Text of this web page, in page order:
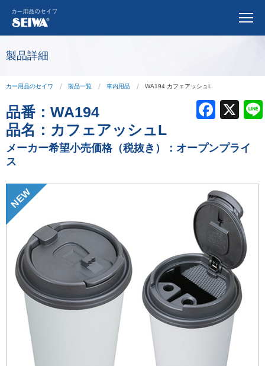
製品詳細
カー用品のセイワ 製品一覧 車内用品 WA194 カフェアッシュL
F
c
b
o
o
k
X
品番： WA194
品名： カフェアッシュL
メーカー希望小売価格（税抜き）：オープンプライ
ス
NEW